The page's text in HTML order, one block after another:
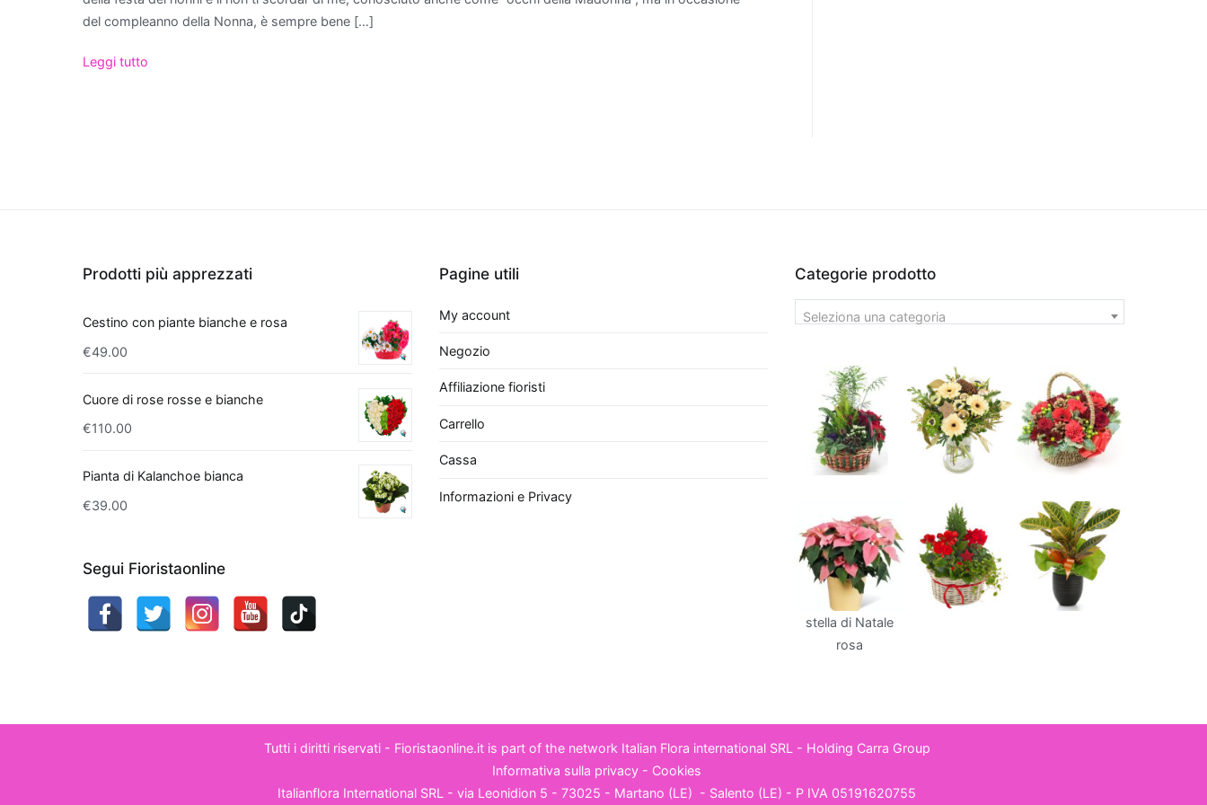
del compleanno della Nonna, è sempre bene […]
Leggi tutto
Prodotti più apprezzati
Cestino con piante bianche e rosa
€49.00
Cuore di rose rosse e bianche
€110.00
Pianta di Kalanchoe bianca
€39.00
Segui Fioristaonline
Pagine utili
My account
Negozio
Affiliazione fioristi
Carrello
Cassa
Informazioni e Privacy
Categorie prodotto
Seleziona una categoria
stella di Natale
rosa
Tutti i diritti riservati - Fioristaonline.it is part of the network Italian Flora international SRL - Holding Carra Group
Informativa sulla privacy - Cookies
Italianflora International SRL - via Leonidion 5 - 73025 - Martano (LE) - Salento (LE) - P IVA 05191620755
purificano l'aria non solo migliorano esteticamente gli spazi abitativi, ma
contribuiscono anche a creare un ambiente più sano e vivibile. Scegliere
comunemente nota come Lingua di Suocera.
tossine
come formaldeide, benzene e tricloroetilene, rendendola
un'ottima scelta per qualsiasi ambiente domestico.
spazi con il suo fogliame rigoglioso, ma aiuta anche a
ambientali comuni. Inoltre, loSpatifillo
per la sua efficacia nel rimuovere
prodotti per la pulizia della casa. Questa pianta richiede poca luce e
produce fiori bianchi eleganti, aggiungendo un elemento decorativo oltre
alla sua funzione depurativa. Infine, non possiamo dimenticare il
come formaldeide e xilene. Scegliere una di queste piante non solo
contribuirà a purificare l'aria dell'appartamento offrendo benefici per la